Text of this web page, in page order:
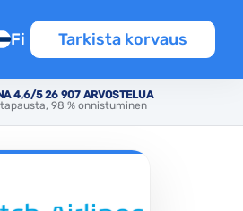
Fi Tarkista korvaus
4,6/5 26 907 ARVOSTELUA
98 % onnistuminen